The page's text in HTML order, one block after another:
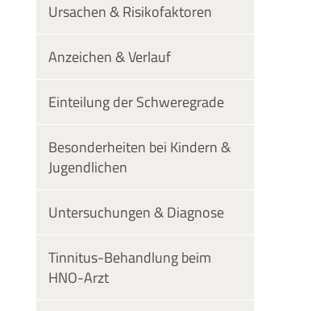
Ursachen & Risikofaktoren
Anzeichen & Verlauf
Einteilung der Schweregrade
Besonderheiten bei Kindern &
Jugendlichen
Untersuchungen & Diagnose
Tinnitus-Behandlung beim
HNO-Arzt